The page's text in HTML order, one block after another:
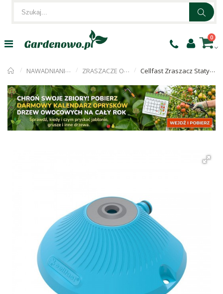
0
NAWADNIANIE OGRODU ZRASZACZE OGRODOWE Cellfast Zraszacz Statyczny CONOR tt